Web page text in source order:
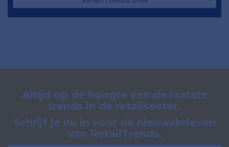
Altijd op de hoogte van de laatste
trends in de retailsector.
Schrijf je nu in voor de nieuwsbrieven
van RetailTrends.